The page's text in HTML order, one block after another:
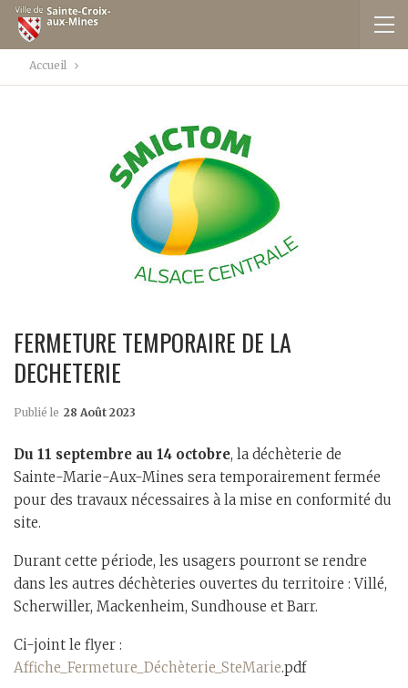
Accueil
FERMETURE TEMPORAIRE DE LA
DECHETERIE
Publié le 28 Août 2023
Du 11 septembre au 14 octobre, la déchèterie de
Sainte-Marie-Aux-Mines sera temporairement fermée
pour des travaux nécessaires à la mise en conformité du
site.
Durant cette période, les usagers pourront se rendre
dans les autres déchèteries ouvertes du territoire : Villé,
Scherwiller, Mackenheim, Sundhouse et Barr.
Ci-joint le flyer :
Affiche_Fermeture_Déchèterie_SteMarie.pdf